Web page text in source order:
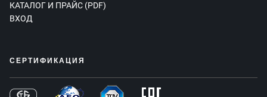
КАТАЛОГ И ПРАЙС (PDF)
ВХОД
СЕРТИФИКАЦИЯ